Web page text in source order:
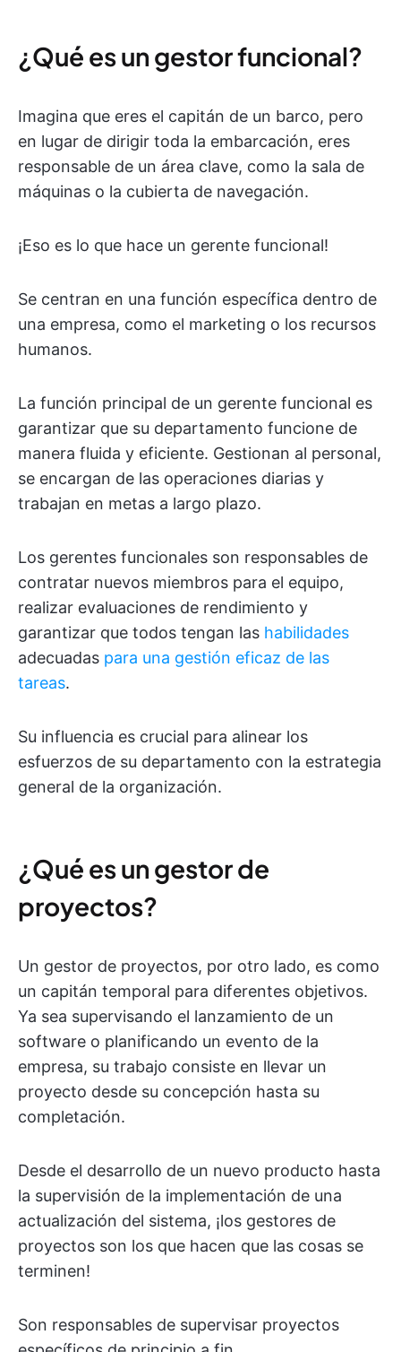
¿Qué es un gestor funcional?
Imagina que eres el capitán de un barco, pero
en lugar de dirigir toda la embarcación, eres
responsable de un área clave, como la sala de
máquinas o la cubierta de navegación.
¡Eso es lo que hace un gerente funcional!
Se centran en una función específica dentro de
una empresa, como el marketing o los recursos
humanos.
La función principal de un gerente funcional es
garantizar que su departamento funcione de
manera fluida y eficiente. Gestionan al personal,
se encargan de las operaciones diarias y
trabajan en metas a largo plazo.
Los gerentes funcionales son responsables de
contratar nuevos miembros para el equipo,
realizar evaluaciones de rendimiento y
garantizar que todos tengan las habilidades
adecuadas para una gestión eficaz de las
tareas.
Su influencia es crucial para alinear los
esfuerzos de su departamento con la estrategia
general de la organización.
¿Qué es un gestor de
proyectos?
Un gestor de proyectos, por otro lado, es como
un capitán temporal para diferentes objetivos.
Ya sea supervisando el lanzamiento de un
software o planificando un evento de la
empresa, su trabajo consiste en llevar un
proyecto desde su concepción hasta su
completación.
Desde el desarrollo de un nuevo producto hasta
la supervisión de la implementación de una
actualización del sistema, ¡los gestores de
proyectos son los que hacen que las cosas se
terminen!
Son responsables de supervisar proyectos